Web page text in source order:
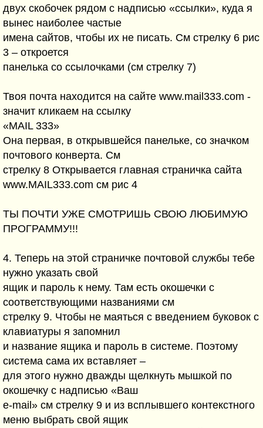
двух скобочек рядом с надписью «ссылки», куда я
вынес наиболее частые
имена сайтов, чтобы их не писать. См стрелку 6 рис
3 – откроется
панелька со ссылочками (см стрелку 7)
Твоя почта находится на сайте www.mail333.com -
значит кликаем на ссылку
«MAIL 333»
Она первая, в открывшейся панельке, со значком
почтового конверта. См
стрелку 8 Открывается главная страничка сайта
www.MAIL333.com см рис 4
ТЫ ПОЧТИ УЖЕ СМОТРИШЬ СВОЮ ЛЮБИМУЮ
ПРОГРАММУ!!!
4. Теперь на этой страничке почтовой службы тебе
нужно указать свой
ящик и пароль к нему. Там есть окошечки с
соответствующими названиями см
стрелку 9. Чтобы не маяться с введением буковок с
клавиатуры я запомнил
и название ящика и пароль в системе. Поэтому
система сама их вставляет –
для этого нужно дважды щелкнуть мышкой по
окошечку с надписью «Ваш
e-mail» см стрелку 9 и из всплывшего контекстного
меню выбрать свой ящик